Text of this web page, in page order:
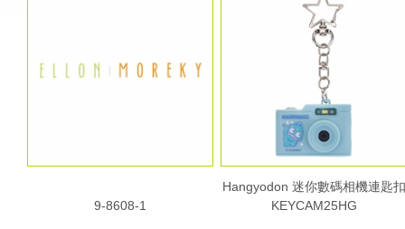
9-8608-1
Hangyodon 迷你數碼相機連匙扣
KEYCAM25HG